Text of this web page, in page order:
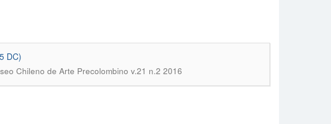
DC)
Chileno de Arte Precolombino v.21 n.2 2016